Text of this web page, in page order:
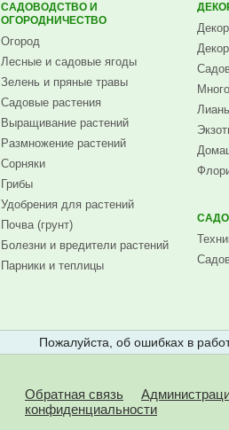
САДОВОДСТВО И
ОГОРОДНИЧЕСТВО
Огород
Лесные и садовые ягоды
Зелень и пряные травы
Садовые растения
Выращивание растений
Размножение растений
Сорняки
Грибы
Удобрения для растений
Почва (грунт)
Болезни и вредители растений
Парники и теплицы
Пожалуйста, об ошибках в
Обратная связь
конфиденциальности